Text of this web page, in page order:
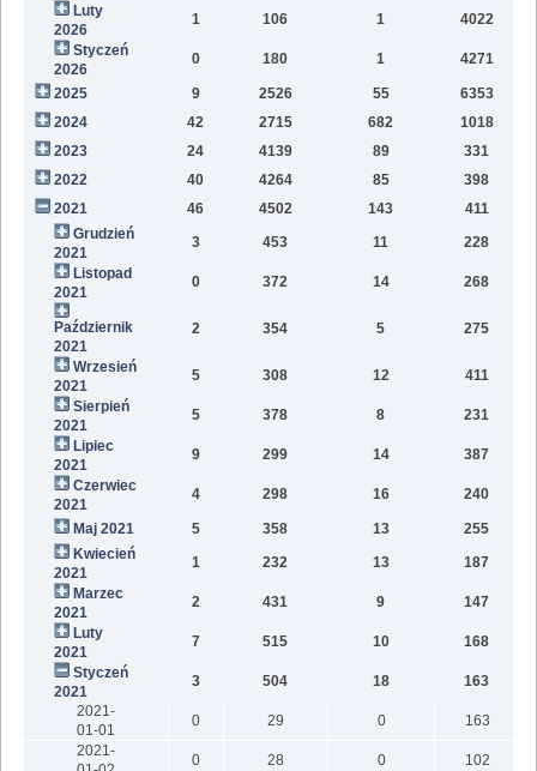
Luty
2026
1 106 1 4022
Styczeń
2026
0 180 1 4271
2025 9 2526 55 6353
2024
42 2715 682 1018
2023
24 4139 89 331
2022
40 4264 85 398
2021
46 4502 143 411
Grudzień
2021
3 453 11 228
Listopad
2021
0 372 14 268
Październik
2021
2 354 5 275
Wrzesień
2021
5 308 12 411
Sierpień
2021
5 378 8 231
Lipiec
2021
9 299 14 387
Czerwiec
2021
4 298 16 240
Maj 2021 5 358 13 255
Kwiecień
2021
1 232 13 187
Marzec
2021
2 431 9 147
Luty
2021
7 515 10 168
Styczeń
2021
3 504 18 163
2021-
01-01
0 29 0
163
2021-
0 28 0 102